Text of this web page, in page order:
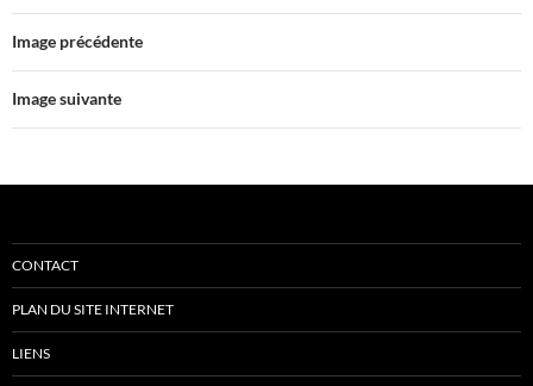
Image précédente
Image suivante
CONTACT
PLAN DU SITE INTERNET
LIENS